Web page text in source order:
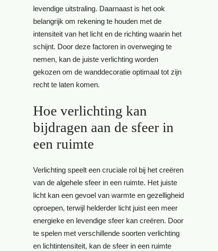
levendige uitstraling. Daarnaast is het ook
belangrijk om rekening te houden met de
intensiteit van het licht en de richting waarin het
schijnt. Door deze factoren in overweging te
nemen, kan de juiste verlichting worden
gekozen om de wanddecoratie optimaal tot zijn
recht te laten komen.
Hoe verlichting kan
bijdragen aan de sfeer in
een ruimte
Verlichting speelt een cruciale rol bij het creëren
van de algehele sfeer in een ruimte. Het juiste
licht kan een gevoel van warmte en gezelligheid
oproepen, terwijl helderder licht juist een meer
energieke en levendige sfeer kan creëren. Door
te spelen met verschillende soorten verlichting
en lichtintensiteit, kan de sfeer in een ruimte